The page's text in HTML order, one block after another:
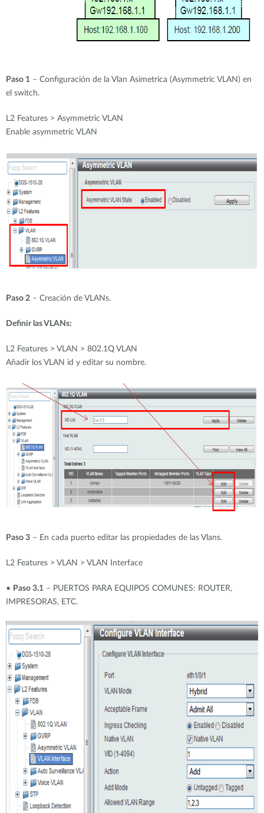
Paso 1 – Configuración de la Vlan Asimetrica (Asymmetric VLAN) en
el switch.
L2 Features > Asymmetric VLAN
Enable asymmetric VLAN
Paso 2 – Creación de VLANs.
Definir las VLANs:
L2 Features > VLAN > 802.1Q VLAN
Añadir los VLAN id y editar su nombre.
Paso 3 – En cada puerto editar las propiedades de las Vlans.
L2 Features > VLAN > VLAN Interface
• Paso 3.1 – PUERTOS PARA EQUIPOS COMUNES: ROUTER,
IMPRESORAS, ETC.